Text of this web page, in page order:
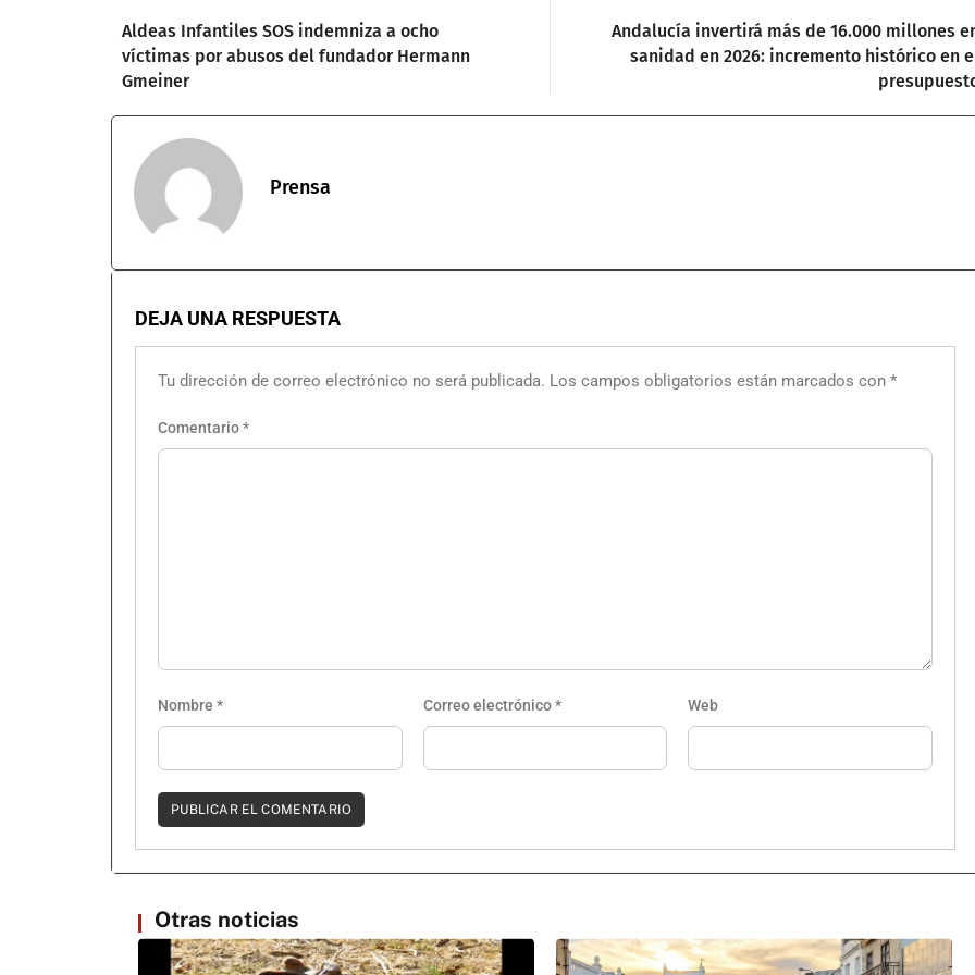
Aldeas Infantiles SOS indemniza a ocho
víctimas por abusos del fundador Hermann
Gmeiner
Andalucía invertirá más de 16.000 millones
sanidad en 2026: incremento histórico en
Prensa
DEJA UNA RESPUESTA
Tu dirección de correo electrónico no será publicada. Los campos obligatorios están marcados con *
Comentario*
Nombre * Correo electrónico* Web
Otras noticias